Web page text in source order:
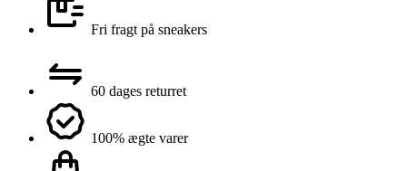
Fri fragt på sneakers
60 dages returret
100% ægte varer